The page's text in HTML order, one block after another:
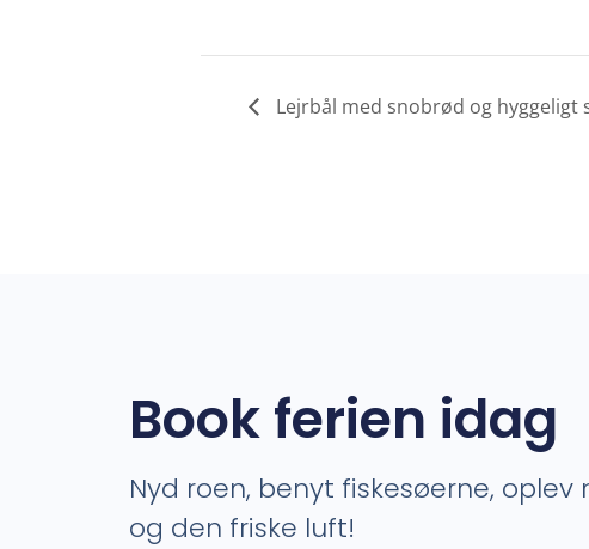
Lejrbål med snobrød og hyggeligt
Book ferien idag
Nyd roen, benyt fiskesøerne, oplev
og den friske luft!